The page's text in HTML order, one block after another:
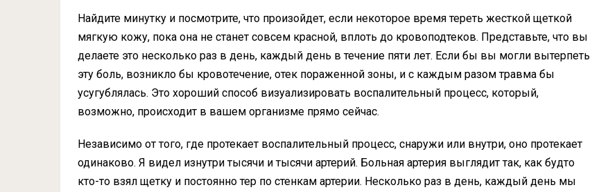
Найдите минутку и посмотрите, что произойдет, если некоторое время тереть жесткой щеткой
мягкую кожу, пока она не станет совсем красной, вплоть до кровоподтеков. Представьте, что вы
делаете это несколько раз в день, каждый день в течение пяти лет. Если бы вы могли вытерпеть
эту боль, возникло бы кровотечение, отек пораженной зоны, и с каждым разом травма бы
усугублялась. Это хороший способ визуализировать воспалительный процесс, который,
возможно, происходит в вашем организме прямо сейчас.
Независимо от того, где протекает воспалительный процесс, снаружи или внутри, оно протекает
одинаково. Я видел изнутри тысячи и тысячи артерий. Больная артерия выглядит так, как будто
кто-то взял щетку и постоянно тер по стенкам артерии. Несколько раз в день, каждый день мы